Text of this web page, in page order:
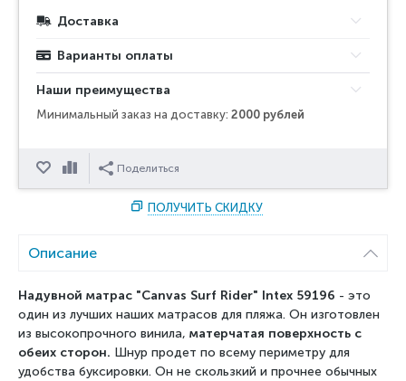
Доставка
Варианты оплаты
Наши преимущества
Минимальный заказ на доставку: 2000 рублей
ОтложитьСравнитьПоделиться
ПОЛУЧИТЬ СКИДКУ
Описание
Надувной матрас "Canvas Surf Rider" Intex 59196 - это
один из лучших наших матрасов для пляжа. Он изготовлен
из высокопрочного винила, матерчатая поверхность с
обеих сторон. Шнур продет по всему периметру для
удобства буксировки. Он не скользкий и прочнее обычных